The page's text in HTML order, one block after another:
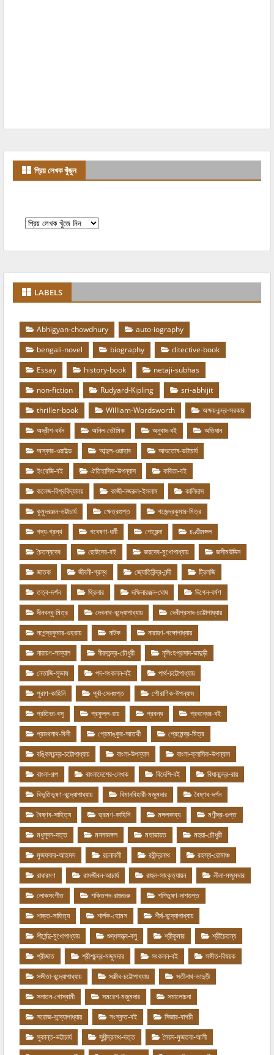
প্রিয় লেখক খুঁজুন
LABELS
Abhigyan-chowdhury
auto-iography
bengali-novel
biography
ditective-book
Essay
history-book
netaji-subhas
non-fiction
Rudyard-Kipling
sri-abhijit
thriller-book
William-Wordsworth
অক্ষয়-চন্দ্র-সরকার
অদ্রীশ-বর্ধন
অনিল-ভৌমিক অনুবাদ-বই
অভিধান
অস্কার-ওয়াইল্ড
আব্দুল-ওয়াহাব
আশুতোষ-ভট্টাচার্য
ইংরেজি-বই
ঐতিহাসিক-উপন্যাস
কবিতা-বই
কলেজ-বিশ্ববিদ্যালয়
কাজী-নজরুল-ইসলাম
কালিদাস
কুমুদরঞ্জন-ভট্টাচার্য
ক্ষেত্রগুপ্ত
গজেন্দ্রকুমার-মিত্র
গদ্য-গ্রন্থ
গবেষণা-ধর্মী গোয়েন্দা
চণ্ডীমঙ্গল
চৈতন্যদেব
ছোটদের-বই জয়দেব-মুখোপাধ্যায়
জসীমউদ্দিন
জাতক
জীবনী-গ্রন্থ জ্যোতিরিন্দ্র-নন্দী
ট্রিলজি
তত্ব-দর্শন
থ্রিলার দক্ষিনারঞ্জন-ঘোষ
দিগেন-বর্মণ
দীনবন্ধু-মিত্র
দেবনাথ-বন্দ্যোপাধ্যায়
দেবীপ্রসাদ-চট্টোপাধ্যায়
নগেন্দ্রকুমার-গুহরায়
নাটক
নারায়ণ-গঙ্গোপাধ্যায়
নারায়ণ-সান্যাল
নীরদচন্দ্র-চৌধুরী
নৃসিংহপ্রসাদ-ভাদুড়ী
নেতাজি-সুভাষ
পদ-সংকলন-বই
পার্থ-চট্টোপাধ্যায়
পুরাণ-কাহিনি
পূর্বা-সেনগুপ্ত
পৌরাণিক-উপন্যাস
প্রতিভা-বসু
প্রফুল্ল-রায় প্রবন্ধ
প্রবন্ধের-বই
প্রমথনাথ-বিশী
প্রেমাঙ্কুর-আতর্থী
প্রেমেন্দ্র-মিত্র
বঙ্কিমচন্দ্র-চট্টোপাধ্যায়
বাংলা-উপন্যাস
বাংলা-ক্লাসিক-উপন্যাস
বাংলা-গল্প
বাংলাদেশের-লেখক বিদেশি-বই
বিধানচন্দ্র-রায়
বিভূতিভূষণ-বন্দ্যোপাধ্যায়
বিমানবিহারী-মজুমদার
বৈষ্ণব-দর্শন
বৈষ্ণব-সাহিত্য
ভ্রমণ-কাহিনি মঙ্গলকাব্য
মণীন্দ্র-গুপ্ত
মধুসূদন-দত্ত
মনসামঙ্গল মহাভারত
মহুয়া-চৌধুরী
মুজফফর-আহমদ
রচনাবলী রবীন্দ্রনাথ
রহস্য-রোমাঞ্চ
রাধারমণ
রামজীবন-আচার্য রাহুল-সাংকৃত্যায়ন
লীলা-মজুমদার
লোকসংগীত
শক্তিপদ-রাজগুরু
শশিভূষণ-দাশগুপ্ত
শাক্ত-সাহিত্য
শার্লক-হোমস
শীর্ষ-বন্দ্যোপাধ্যায়
শীর্ষেন্দু-মুখোপাধ্যায়
শুদ্ধসত্ত্ব-বসু শ্রীকুমার
শ্রীচৈতন্য
শ্রীজাত
শ্রীশচন্দ্র-মজুমদার সংকলন-বই
সঙ্গীত-বিষয়ক
সঙ্গীতা-বন্দ্যোপাধ্যায়
সঞ্জীব-চট্টোপাধ্যায়
সতীনাথ-ভাদুড়ী
সনাতন-গোস্বামী
সমরেশ-মজুমদার
সমালোচনা
সরোজ-বন্দ্যোপাধ্যায়
সংস্কৃত-বই
সিজার-বাগচী
সুকান্ত-ভট্টাচার্য
সুধীন্দ্রনাথ-দত্ত
সৈয়দ-মুজতবা-আলী